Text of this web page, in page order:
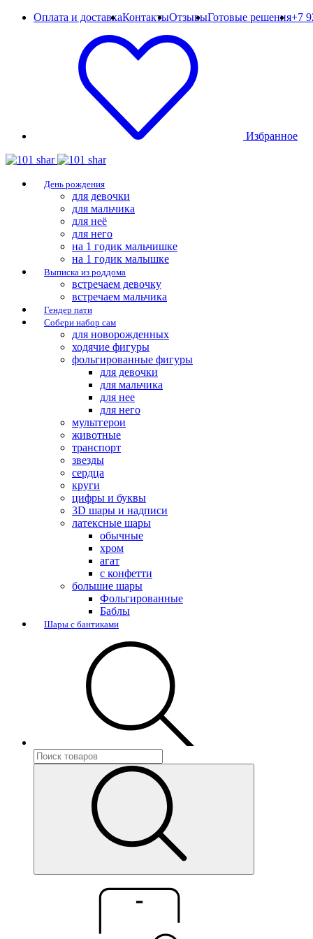
Оплата и доставкаКонтактыОтзывыГотовые решения+7
Избранное
День рождения
для девочки
для мальчика
для неё
для него
на 1 годик мальчишке
на 1 годик малышке
Выписка из роддома
встречаем девочку
встречаем мальчика
Гендер пати
Собери набор сам
для новорожденных
ходячие фигуры
фольгированные фигуры
для девочки
для мальчика
для нее
для него
мультгерои
животные
транспорт
звезды
сердца
круги
цифры и буквы
3D шары и надписи
латексные шары
обычные
хром
агат
с конфетти
большие шары
Фольгированные
Баблы
Шары с бантиками